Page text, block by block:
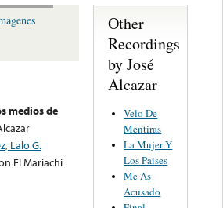
medios de
Lalo G.
El Mariachi
Other
Recordings
by José
Alcazar
Velo De
Mentiras
La Mujer Y
Los Paises
Me As
Acusado